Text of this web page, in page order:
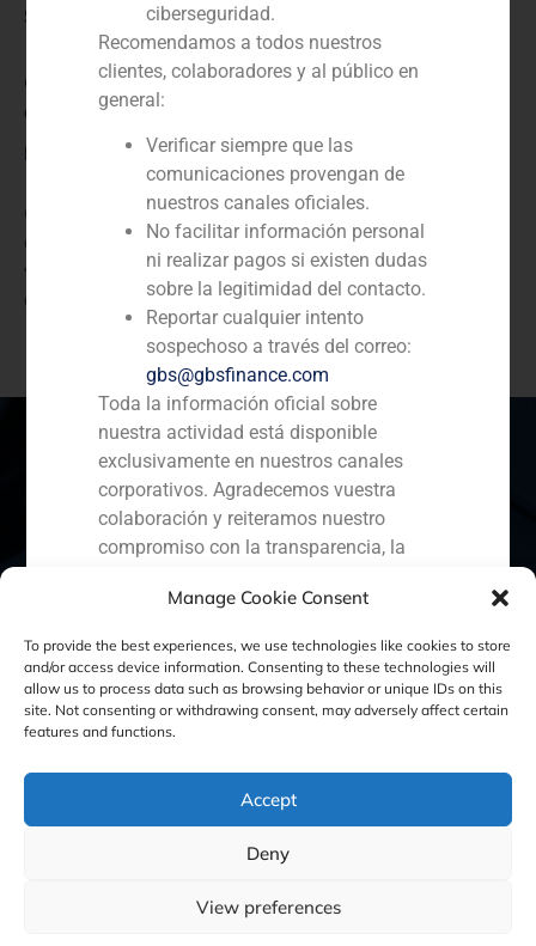
Manage Cookie Consent
To provide the best experiences, we use technologies like cookies to store
and/or access device information. Consenting to these technologies will
allow us to process data such as browsing behavior or unique IDs on this
site. Not consenting or withdrawing consent, may adversely affect certain
features and functions.
Accept
Deny
View preferences
Servicio / Sector
Corporate Finance,TMT (Telecomunicaciones, Medios
de Comunicación y Tecnología)
Descripción
GBS Finance actuó como asesor financiero en una
compraventa recíproca de acciones en la que Indra
vende a Telefónica el 9,4% que tiene en Amper, S.A, y
adquiere el 36,56% que Telefónica tiene en Indra SSI.
España Portugal Colombia
Política de Cookies Política de Privacidad
Aviso Legal
GBS Finance ©2023
ciberseguridad.
Recomendamos a todos nuestros
clientes, colaboradores y al público en
general:
Verificar siempre que las
comunicaciones provengan de
nuestros canales oficiales.
No facilitar información personal
ni realizar pagos si existen dudas
sobre la legitimidad del contacto.
Reportar cualquier intento
sospechoso a través del correo:
gbs@gbsfinance.com
Toda la información oficial sobre
nuestra actividad está disponible
exclusivamente en nuestros canales
corporativos. Agradecemos vuestra
colaboración y reiteramos nuestro
compromiso con la transparencia, la
Capital Markets AV SA
GBS Finance